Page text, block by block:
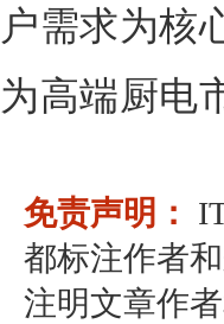
户需求为核
为高端厨电
免责声明：
都标注作者
注明文章作